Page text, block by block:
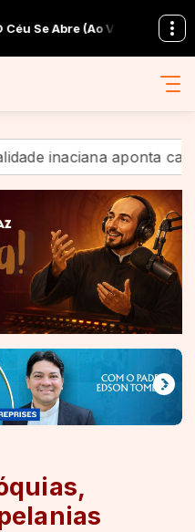
Abre (Ao Vivo)Em Companhia
aponta